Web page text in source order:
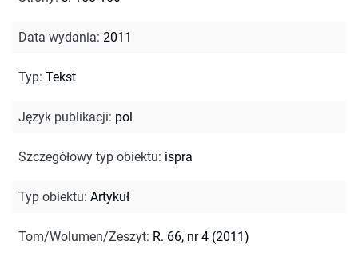
Data wydania: 2011
Typ: Tekst
Język publikacji: pol
Szczegółowy typ obiektu: ispra
Typ obiektu: Artykuł
Tom/Wolumen/Zeszyt: R. 66, nr 4 (2011)